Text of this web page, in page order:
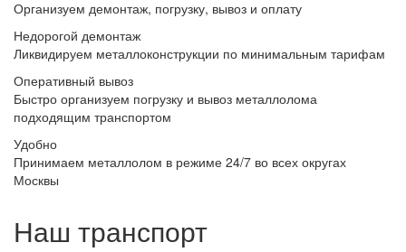
Организуем демонтаж, погрузку, вывоз и оплату
Недорогой демонтаж
Ликвидируем металлоконструкции по минимальным тарифам
Оперативный вывоз
Быстро организуем погрузку и вывоз металлолома
подходящим транспортом
Удобно
Принимаем металлолом в режиме 24/7 во всех округах
Москвы
Наш транспорт